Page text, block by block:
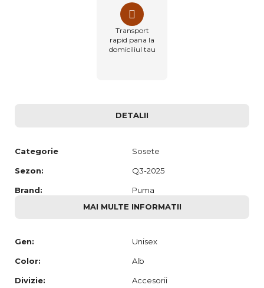
Transport
rapid pana la
domiciliul tau
DETALII
Categorie Sosete
Sezon: Q3-2025
Brand:
Puma
MAI MULTE INFORMATII
Gen: Unisex
Color: Alb
Divizie: Accesorii